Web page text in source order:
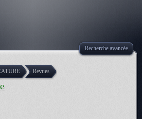
Recherche avancée
Revues